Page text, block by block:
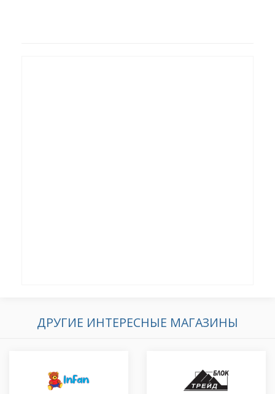
ДРУГИЕ ИНТЕРЕСНЫЕ МАГАЗИНЫ